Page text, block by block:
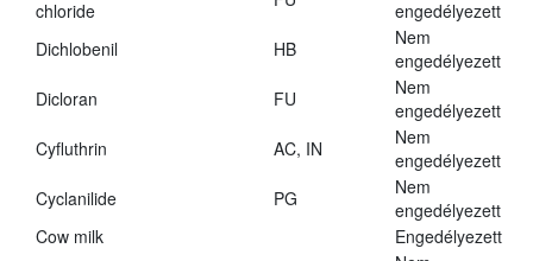
chloride
engedélyezett
Dichlobenil
HB
Nem
engedélyezett
Dicloran
FU
Nem
engedélyezett
Cyfluthrin
AC, IN
Nem
engedélyezett
Cyclanilide
PG
Nem
engedélyezett
Cow milk
Engedélyezett